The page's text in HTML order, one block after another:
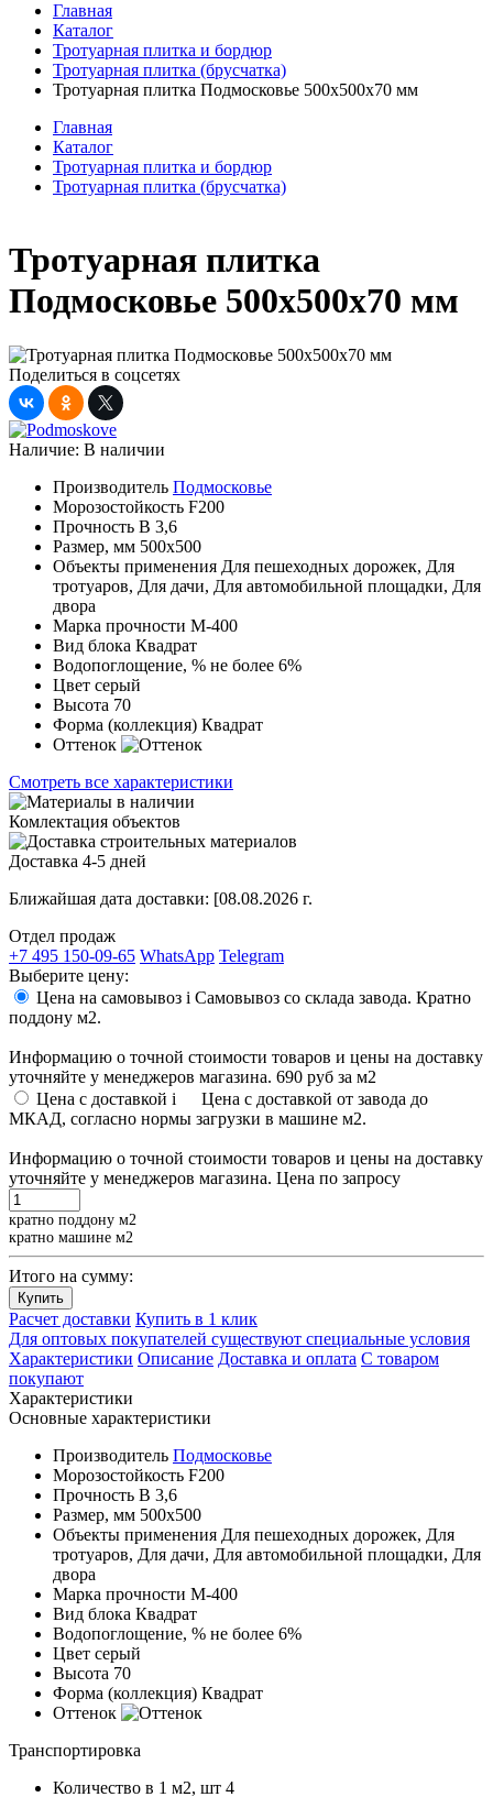
Главная
Каталог
Тротуарная плитка и бордюр
Тротуарная плитка (брусчатка)
Тротуарная плитка Подмосковье 500x500x70 мм
Главная
Каталог
Тротуарная плитка и бордюр
Тротуарная плитка (брусчатка)
Тротуарная плитка
Подмосковье 500x500x70 мм
Поделиться в соцсетях
Наличие: В наличии
Производитель Подмосковье
Морозостойкость F200
Прочность B 3,6
Размер, мм 500x500
Объекты применения Для пешеходных дорожек, Для
тротуаров, Для дачи, Для автомобильной площадки, Для
двора
Марка прочности М-400
Вид блока Квадрат
Водопоглощение, % не более 6%
Цвет серый
Высота 70
Форма (коллекция) Квадрат
Оттенок
Смотреть все характеристики
Комлектация объектов
Доставка 4-5 дней
Ближайшая дата доставки: [08.08.2026 г.
Отдел продаж
+7 495 150-09-65 WhatsApp Telegram
Выберите цену:
Цена на самовывоз i Самовывоз со склада завода. Кратно
поддону м2.
Информацию о точной стоимости товаров и цены на доставку
уточняйте у менеджеров магазина. 690 руб за м2
Цена с доставкой i
Цена с доставкой от завода до
МКАД, согласно нормы загрузки в машине м2.
Информацию о точной стоимости товаров и цены на доставку
уточняйте у менеджеров магазина. Цена по запросу
кратно поддону м2
кратно машине м2
Итого на сумму:
Купить
Расчет доставки Купить в 1 клик
Для оптовых покупателей существуют специальные условия
Характеристики Описание Доставка и оплата С товаром
покупают
Характеристики
Основные характеристики
Производитель Подмосковье
Морозостойкость F200
Прочность B 3,6
Размер, мм 500x500
Объекты применения Для пешеходных дорожек, Для
тротуаров, Для дачи, Для автомобильной площадки, Для
двора
Марка прочности М-400
Вид блока Квадрат
Водопоглощение, % не более 6%
Цвет серый
Высота 70
Форма (коллекция) Квадрат
Оттенок
Транспортировка
Количество в 1 м2, шт 4